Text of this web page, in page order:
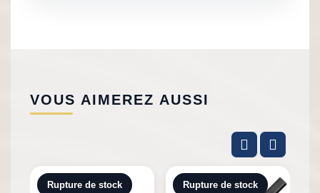
VOUS AIMEREZ AUSSI
Rupture de stock Rupture de stock